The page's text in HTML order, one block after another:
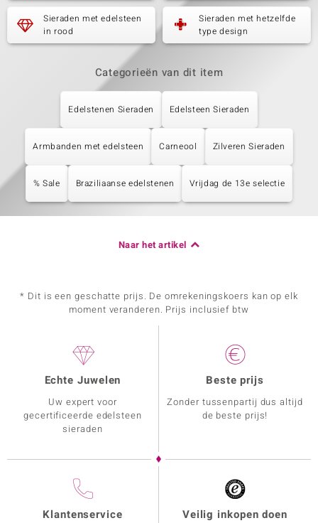
Sieraden met edelsteen
in rood
Sieraden met hetzelfde
type design
Categorieën van dit item
Edelstenen Sieraden Edelsteen Sieraden
Armbanden met edelsteen Carneool Zilveren Sieraden
% Sale Braziliaanse edelstenen Vrijdag de 13e selectie
Naar het artikel
* Dit is een geschatte prijs. De omrekeningskoers kan op elk
moment veranderen. Prijs inclusief btw
Echte Juwelen
Uw expert voor
gecertificeerde edelsteen
sieraden
Beste prijs
Zonder tussenpartij dus altijd
de beste prijs!
Klantenservice Veilig inkopen doen